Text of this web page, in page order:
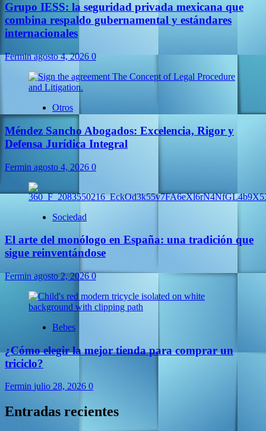
Grupo IESS: la seguridad privada mexicana que
combina respaldo gubernamental y estándares
internacionales
Ferminagosto 4, 2026 0
Otros
Méndez Sancho Abogados: Excelencia, Rigor y
Defensa Jurídica Integral
Fermin agosto 4, 2026 0
Sociedad
El arte del monólogo en España: una tradición que
sigue reinventándose
Fermin agosto 2, 20260
Bebes
¿Cómo elegir la mejor tienda para comprar un
triciclo?
Fermin julio 28, 2026 0
Entradas recientes